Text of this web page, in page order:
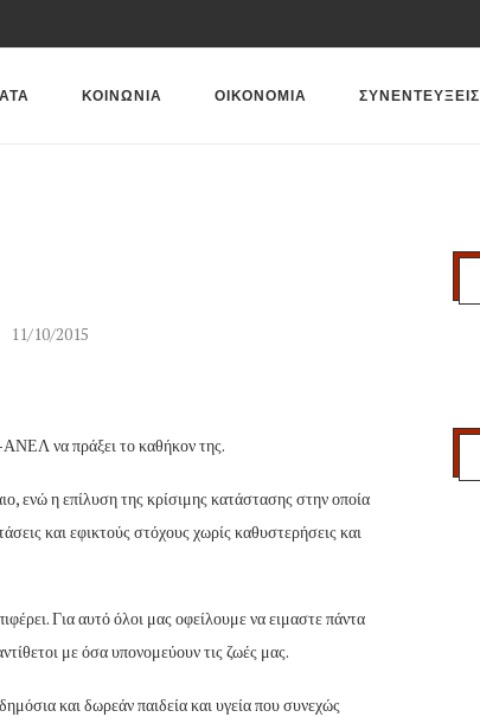
ΚΟΙΝΩΝΙΑ ΟΙΚΟΝΟΜΙΑ ΣΥΝΕΝΤΕΥΞΕΙΣ
11/10/2015
να πράξει το καθήκον της.
ενώ η επίλυση της κρίσιμης κατάστασης στην οποία
και εφικτούς στόχους χωρίς καθυστερήσεις και
Για αυτό όλοι μας οφείλουμε να ειμαστε πάντα
με όσα υπονομεύουν τις ζωές μας.
και δωρεάν παιδεία και υγεία που συνεχώς